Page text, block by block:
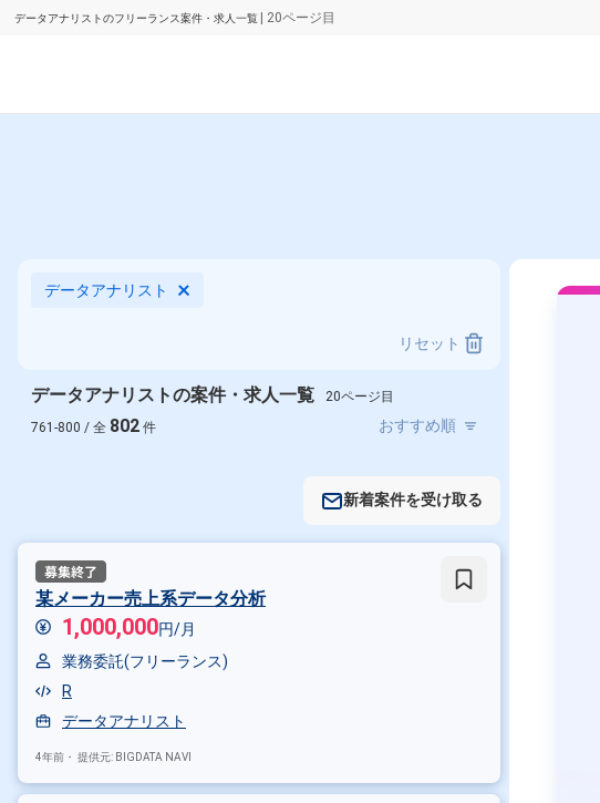
データアナリストのフリーランス案件・求人一覧 | 20ページ目
データアナリスト
リセット
データアナリストの案件・求人一覧
20ページ目
761-800 / 全 802 件
新着案件を受け取る
某メーカー売上系データ分析
1,000,000円/月
業務委託(フリーランス)
R
データアナリスト
4年前・ 提供元: BIGDATA NAVI